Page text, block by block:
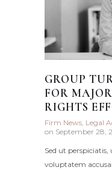
GROUP
FOR
RIGHTS
Firm News, Legal
on September 28,
Sed ut
voluptatem